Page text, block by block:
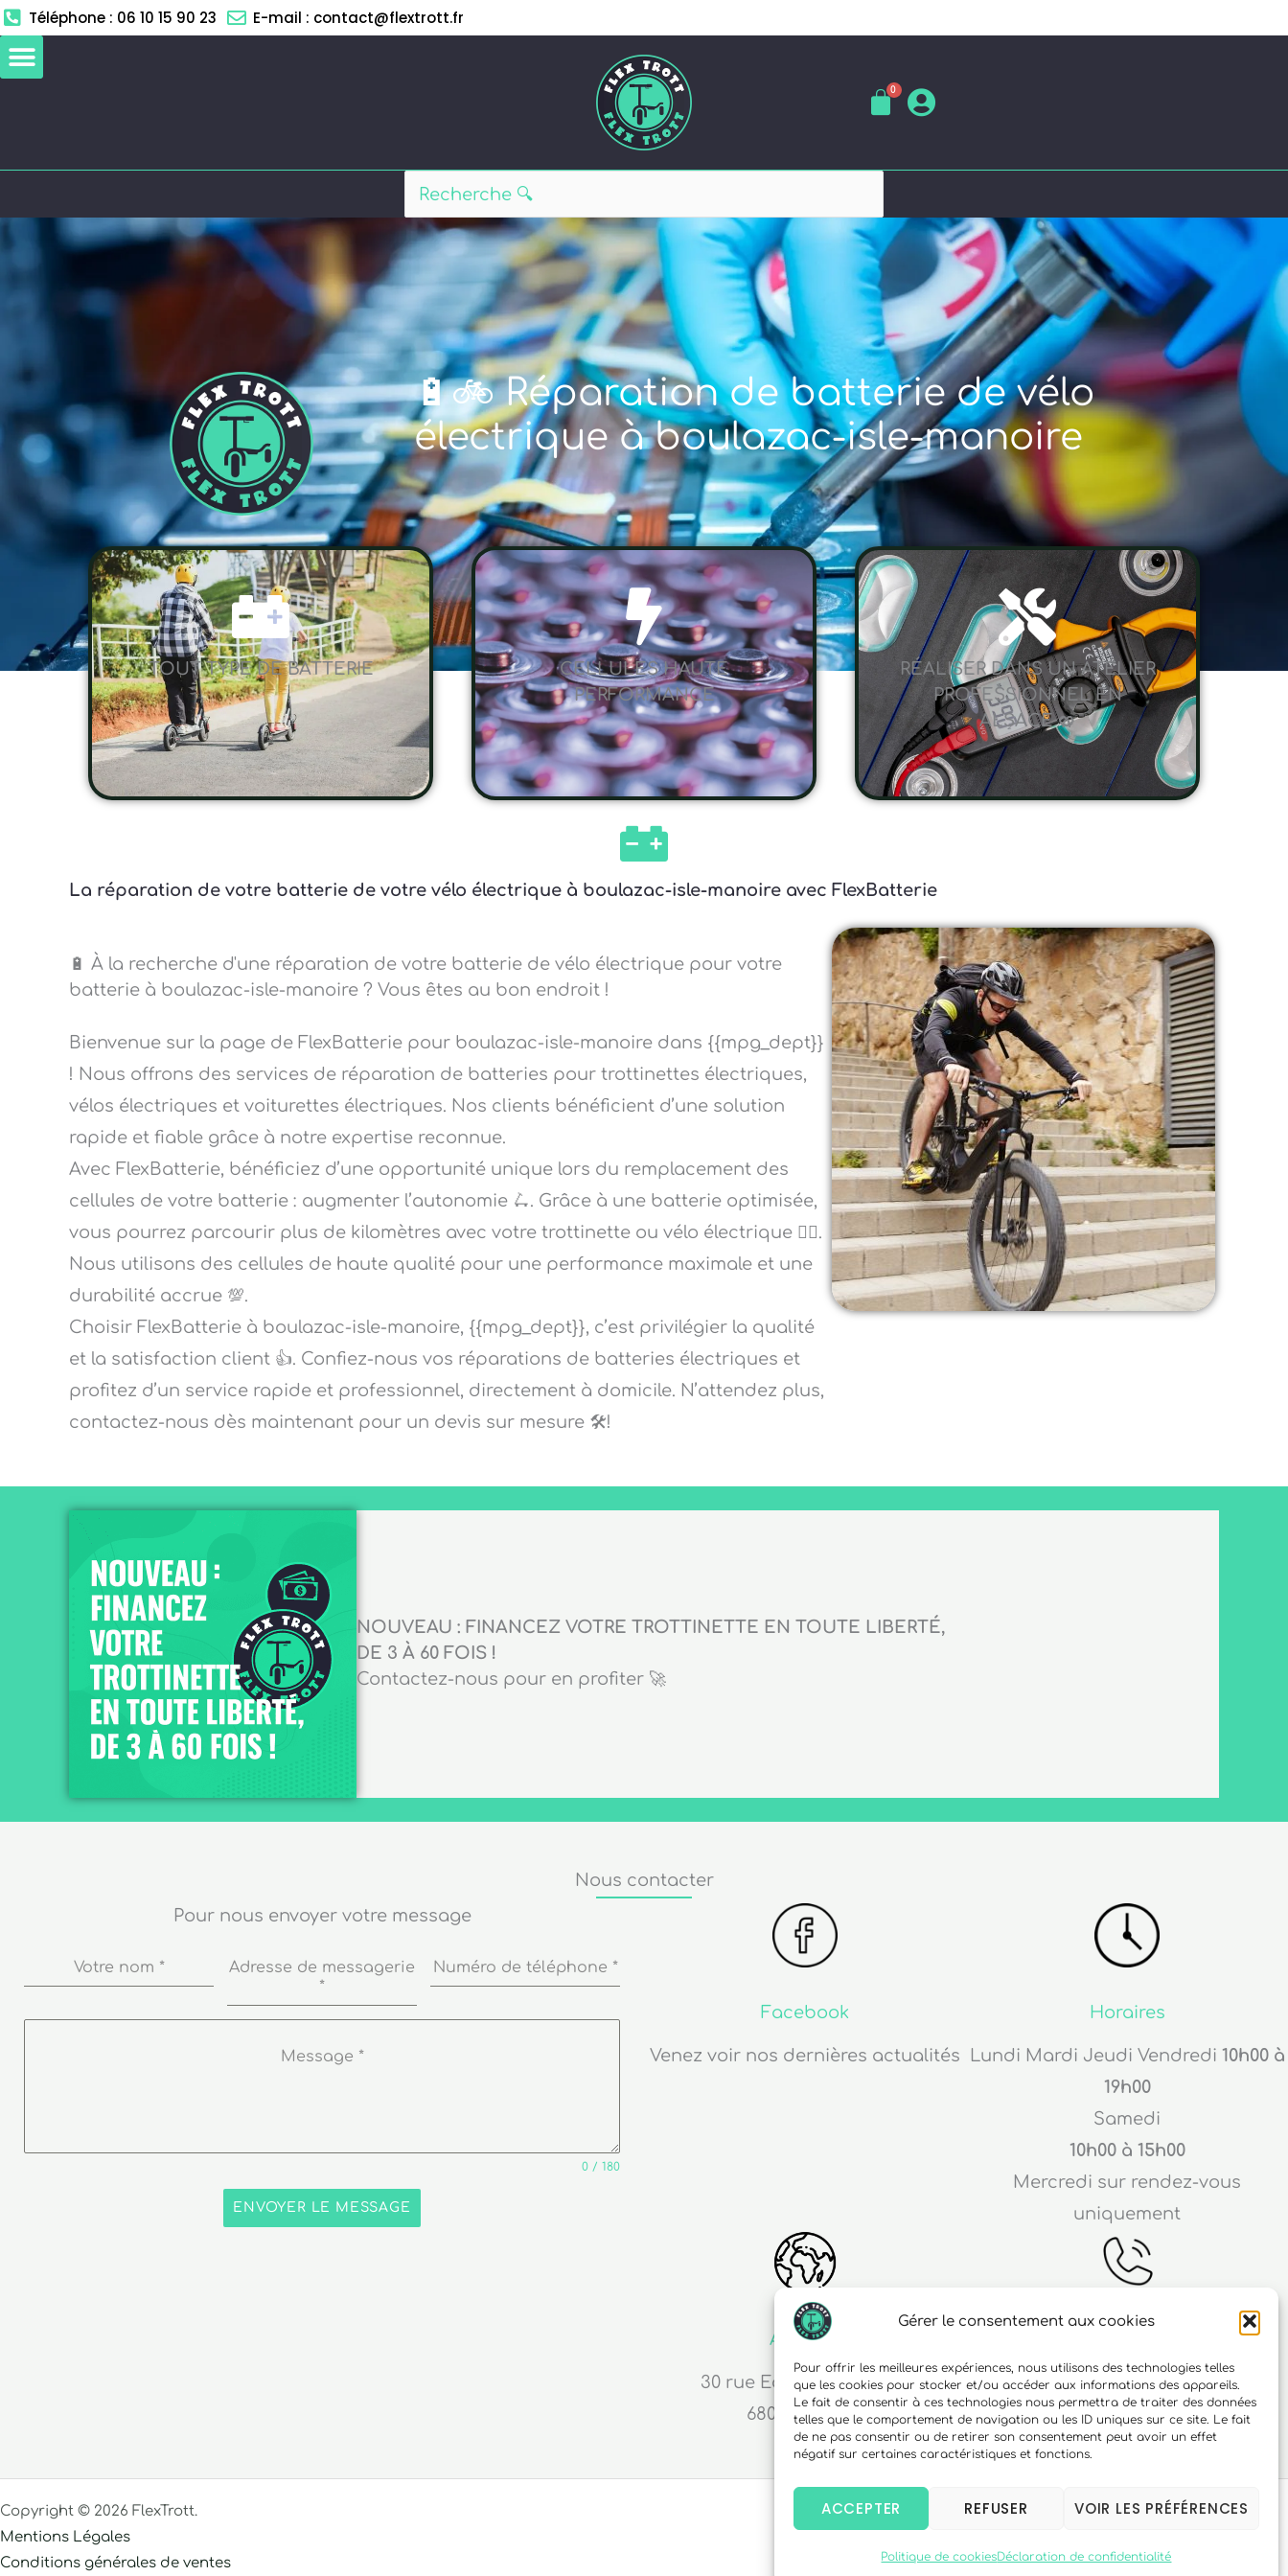
Gérer le consentement aux cookies
Pour offrir les meilleures expériences, nous utilisons des technologies telles
que les cookies pour stocker et/ou accéder aux informations des appareils.
Le fait de consentir à ces technologies nous permettra de traiter des données
telles que le comportement de navigation ou les ID uniques sur ce site. Le fait
de ne pas consentir ou de retirer son consentement peut avoir un effet
négatif sur certaines caractéristiques et fonctions.
ACCEPTER REFUSER VOIR LES PRÉFÉRENCES
Politique de cookiesDéclaration de confidentialité
Aller
au
contenu
Téléphone : 06 10 15 90 23 E-mail : contact@flextrott.fr
🔋🚲 Réparation de batterie de vélo
électrique à boulazac-isle-manoire
TOUT TYPE DE BATTERIE
CELLULES HAUTE
PERFORMANCE
RÉALISER DANS UN ATELIER
PROFESSIONNEL EN
ALSACE 🥨
La réparation de votre batterie de votre vélo électrique à boulazac-isle-manoire avec FlexBatterie
🔋 À la recherche d'une réparation de votre batterie de vélo électrique pour votre
batterie à boulazac-isle-manoire ? Vous êtes au bon endroit !
Bienvenue sur la page de FlexBatterie pour boulazac-isle-manoire dans {{mpg_dept}}
! Nous offrons des services de réparation de batteries pour trottinettes électriques,
vélos électriques et voiturettes électriques. Nos clients bénéficient d’une solution
rapide et fiable grâce à notre expertise reconnue.
Avec FlexBatterie, bénéficiez d’une opportunité unique lors du remplacement des
cellules de votre batterie : augmenter l’autonomie 🛴. Grâce à une batterie optimisée,
vous pourrez parcourir plus de kilomètres avec votre trottinette ou vélo électrique 🚴‍♀️.
Nous utilisons des cellules de haute qualité pour une performance maximale et une
durabilité accrue 💯.
Choisir FlexBatterie à boulazac-isle-manoire, {{mpg_dept}}, c’est privilégier la qualité
et la satisfaction client 👍. Confiez-nous vos réparations de batteries électriques et
profitez d’un service rapide et professionnel, directement à domicile. N’attendez plus,
contactez-nous dès maintenant pour un devis sur mesure 🛠️!
NOUVEAU : FINANCEZ VOTRE TROTTINETTE EN TOUTE LIBERTÉ,
DE 3 À 60 FOIS !
Contactez-nous pour en profiter 🚀
Nous contacter
Pour nous envoyer votre message
Votre nom *
Adresse de messagerie
*
Numéro de téléphone *
Message *
0 / 180
ENVOYER LE MESSAGE
Facebook
Venez voir nos dernières actualités
Horaires
Lundi Mardi Jeudi Vendredi 10h00 à
19h00
Samedi
10h00 à 15h00
Mercredi sur rendez-vous
uniquement
Adresse
30 rue Edouard Richard
68000 Colmar
06 10 15 90 23
Copyright © 2026 FlexTrott.
Mentions Légales
Conditions générales de ventes